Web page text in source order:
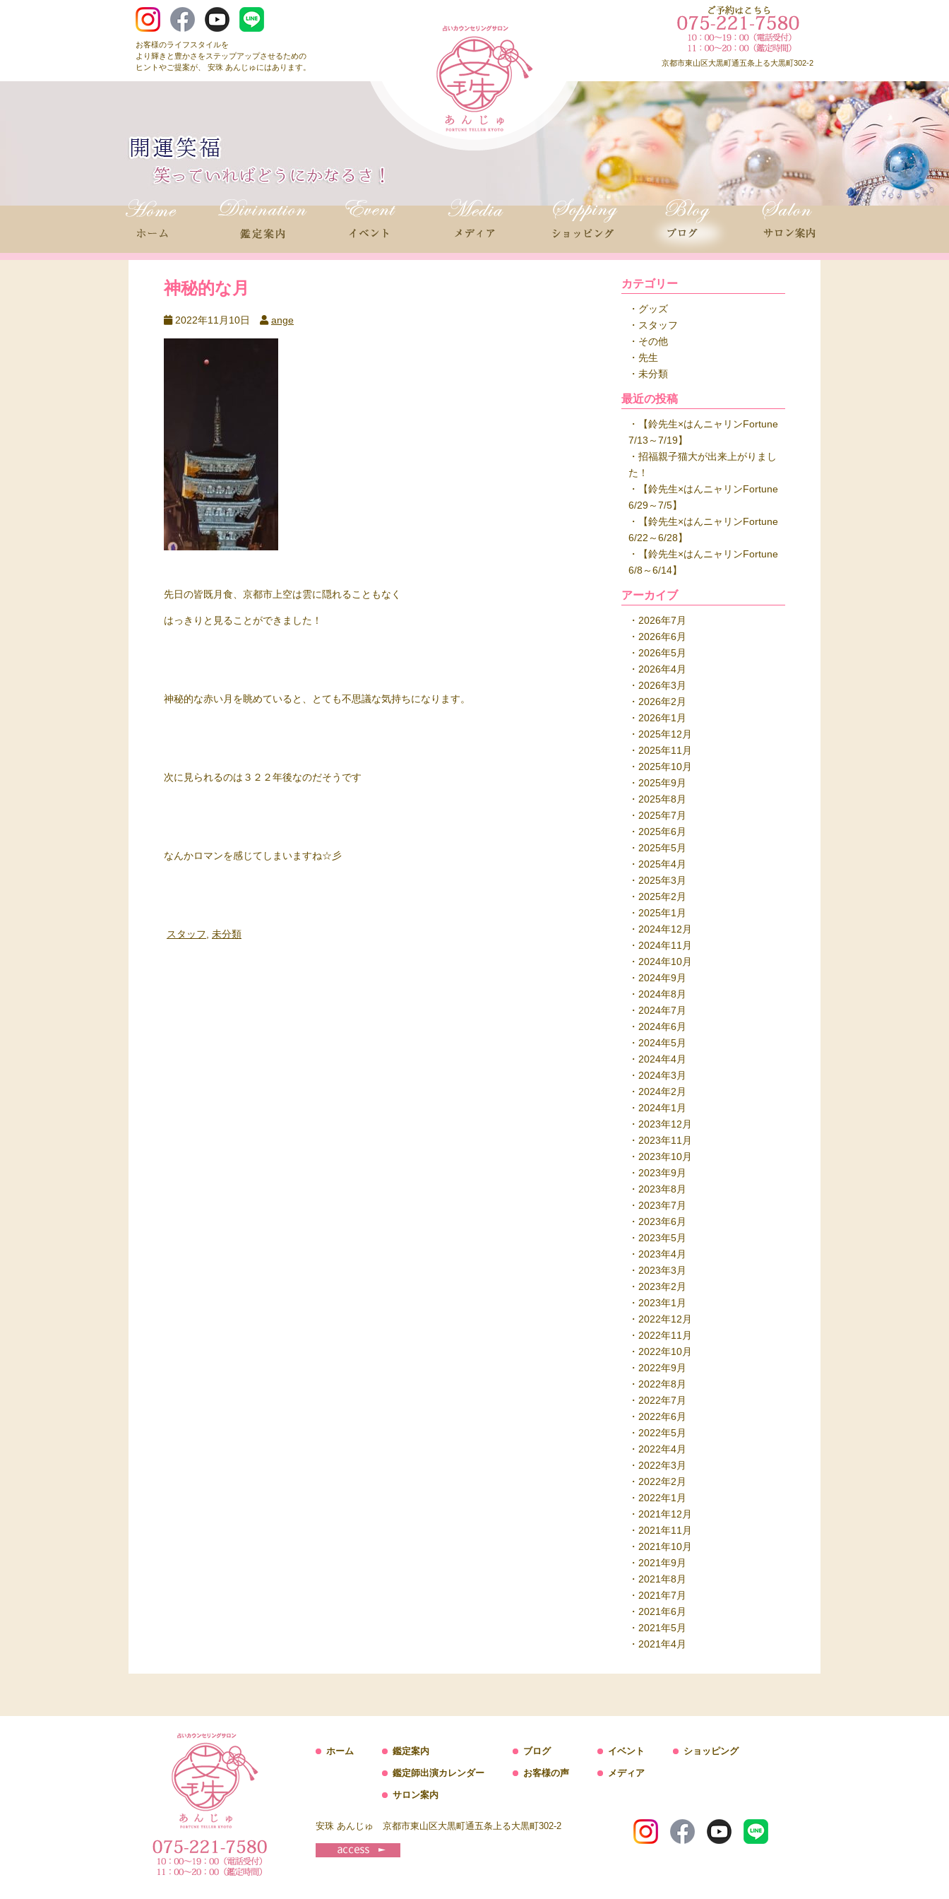
お客様のライフスタイルを
より輝きと豊かさをステップアップさせるための
ヒントやご提案が、 安珠 あんじゅにはあります。
京都市東山区大黒町通五条上る大黒町302-2
神秘的な月
2022年11月10日 ange
先日の皆既月食、京都市上空は雲に隠れることもなく
はっきりと見ることができました！
神秘的な赤い月を眺めていると、とても不思議な気持ちになります。
次に見られるのは３２２年後なのだそうです
なんかロマンを感じてしまいますね☆彡
スタッフ 未分類
カテゴリー
グッズ
スタッフ
その他
先生
未分類
最近の投稿
【鈴先生×はんニャリンFortune
7/13～7/19】
招福親子猫大が出来上がりまし
た！
【鈴先生×はんニャリンFortune
6/29～7/5】
【鈴先生×はんニャリンFortune
6/22～6/28】
【鈴先生×はんニャリンFortune
6/8～6/14】
アーカイブ
2026年7月
2026年6月
2026年5月
2026年4月
2026年3月
2026年2月
2026年1月
2025年12月
2025年11月
2025年10月
2025年9月
2025年8月
2025年7月
2025年6月
2025年5月
2025年4月
2025年3月
2025年2月
2025年1月
2024年12月
2024年11月
2024年10月
2024年9月
2024年8月
2024年7月
2024年6月
2024年5月
2024年4月
2024年3月
2024年2月
2024年1月
2023年12月
2023年11月
2023年10月
2023年9月
2023年8月
2023年7月
2023年6月
2023年5月
2023年4月
2023年3月
2023年2月
2023年1月
2022年12月
2022年11月
2022年10月
2022年9月
2022年8月
2022年7月
2022年6月
2022年5月
2022年4月
2022年3月
2022年2月
2022年1月
2021年12月
2021年11月
2021年10月
2021年9月
2021年8月
2021年7月
2021年6月
2021年5月
2021年4月
ホーム 鑑定案内
鑑定師出演カレンダー
サロン案内
ブログ
お客様の声
イベント
メディア
ショッピング
安珠 あんじゅ 京都市東山区大黒町通五条上る大黒町302-2